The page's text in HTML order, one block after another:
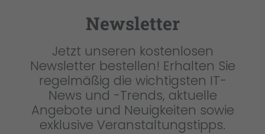
Newsletter
Jetzt unseren kostenlosen
Newsletter bestellen! Erhalten Sie
regelmäßig die wichtigsten IT-
News und -Trends, aktuelle
Angebote und Neuigkeiten sowie
exklusive Veranstaltungstipps.